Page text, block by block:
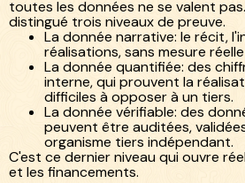
toutes les données ne se valent
distingué trois niveaux de preuve.
La donnée narrative: le récit,
réalisations, sans mesure
La donnée quantifiée: des
interne, qui prouvent la
difficiles à opposer à un tiers.
La donnée vérifiable: des
peuvent être auditées,
organisme tiers indépendant.
C'est ce dernier niveau qui ouvre
et les financements.